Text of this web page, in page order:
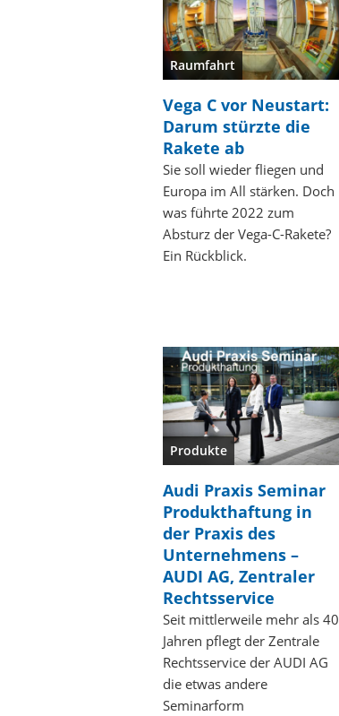
Raumfahrt
Vega C vor Neustart:
Darum stürzte die
Rakete ab
Sie soll wieder fliegen und
Europa im All stärken. Doch
was führte 2022 zum
Absturz der Vega-C-Rakete?
Ein Rückblick.
Produkte
Audi Praxis Seminar
Produkthaftung in
der Praxis des
Unternehmens –
AUDI AG, Zentraler
Rechtsservice
Seit mittlerweile mehr als 40
Jahren pflegt der Zentrale
Rechtsservice der AUDI AG
die etwas andere
Seminarform